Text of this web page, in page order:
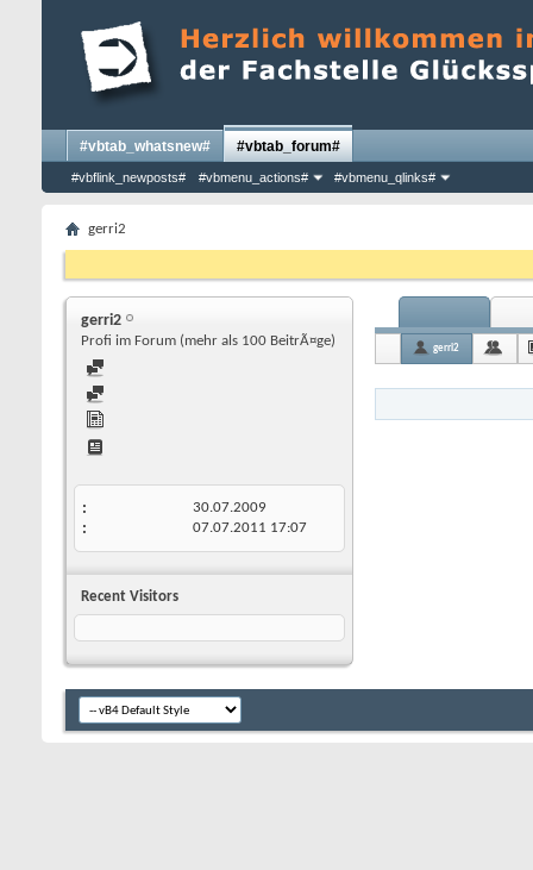
#vbtab_whatsnew# #vbtab_forum#
#vbflink_newposts# #vbmenu_actions# #vbmenu_qlinks#
gerri2
gerri2
Profi im Forum (mehr als 100 BeitrÃ¤ge)
30.07.2009
07.07.2011 17:07
Recent Visitors
gerri2